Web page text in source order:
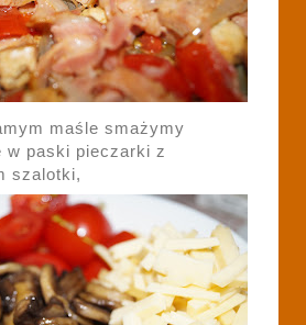
maśle smażymy
w paski pieczarki z
szalotki,